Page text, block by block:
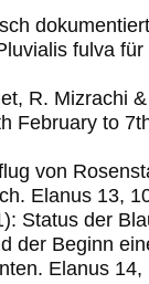
fulva
R. Mizrachi
February to
von
Elanus 13,
Status der
der Beginn
Elanus 14,